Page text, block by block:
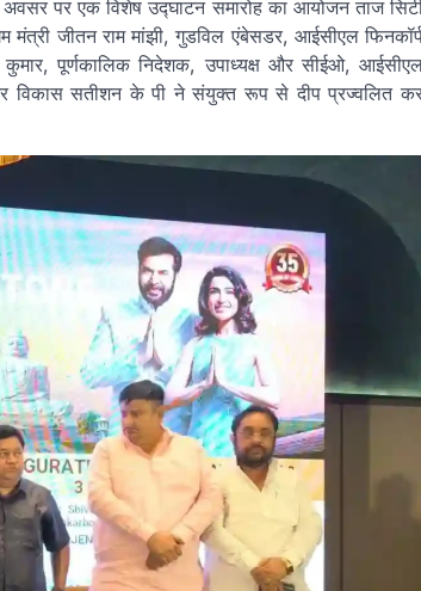
पर एक विशेष उद्घाटन समारोह का आयोजन ताज
जीतन राम मांझी, गुडविल एंबेसडर, आईसीएल
पूर्णकालिक निदेशक, उपाध्यक्ष और सीईओ,
विकास सतीशन के पी ने संयुक्त रूप से दीप प्रज्वलित